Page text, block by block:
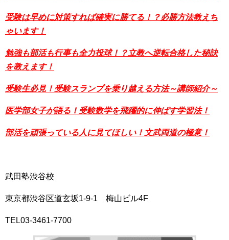
受験は早めに対策すれば確実に勝てる！？必勝方法教えち
ゃいます！
勉強も部活も行事も全力投球！？立教へ逆転合格した秘訣
を教えます！
受験生必見！受験スランプを乗り越える方法～講師紹介～
医学部女子が語る！受験数学を飛躍的に伸ばす学習法！
部活を頑張っている人に見てほしい！文武両道の極意！
武田塾渋谷校
東京都渋谷区道玄坂1-9-1 梅山ビル4F
TEL03-3461-7700